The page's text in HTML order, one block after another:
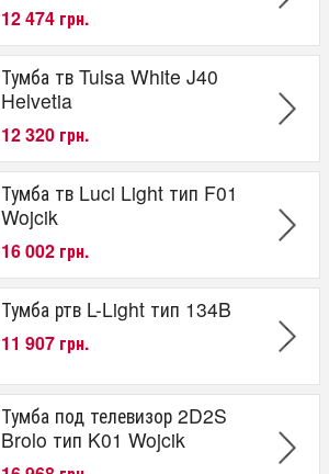
12 474 грн.
Тумба тв Tulsa White J40
Helvetia
12 320 грн.
Тумба тв Luci Light тип F01
Wojcik
16 002 грн.
Тумба ртв L-Light тип 134B
11 907 грн.
Тумба под телевизор 2D2S
Brolo тип K01 Wojcik